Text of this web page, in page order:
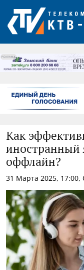
РЕКЛАМА
Как
иностранный
оффлайн?
31 Марта 2025,